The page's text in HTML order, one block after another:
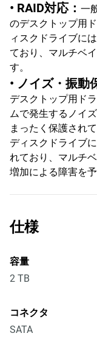
• RAID対応： 一
のデスクトップ用
ィスクドライブに
ており、マルチベ
す。
• ノイズ・振動
デスクトップ用ド
ムで発生するノイ
まったく保護され
ディスクドライブ
れており、マルチ
増加による障害を
仕様
容量
2 TB
コネクタ
SATA